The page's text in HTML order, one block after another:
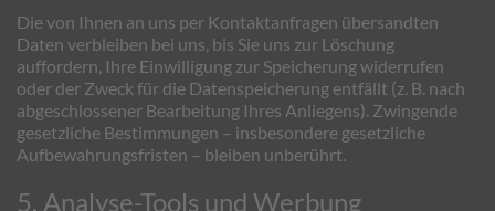
Die von Ihnen an uns per Kontaktanfragen übersandten
Daten verbleiben bei uns, bis Sie uns zur Löschung
auffordern, Ihre Einwilligung zur Speicherung widerrufen
oder der Zweck für die Datenspeicherung entfällt (z. B. nach
abgeschlossener Bearbeitung Ihres Anliegens). Zwingende
gesetzliche Bestimmungen – insbesondere gesetzliche
Aufbewahrungsfristen – bleiben unberührt.
5. Analyse-Tools und Werbung